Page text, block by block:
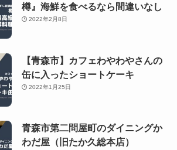
樽』海鮮を食べるなら間違いなし
2022年2月8日
【青森市】カフェわやわやさんの
缶に入ったショートケーキ
2022年1月25日
青森市第二問屋町のダイニングか
わだ屋（旧たか久総本店）